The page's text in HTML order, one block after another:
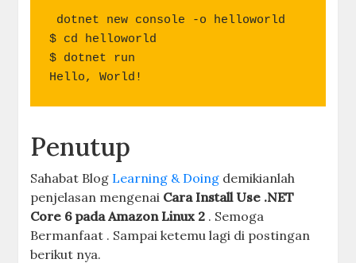
$ cd helloworld
$ dotnet run
Hello, World!
Penutup
Sahabat Blog Learning & Doing demikianlah
penjelasan mengenai Cara Install Use .NET
Core 6 pada Amazon Linux 2 . Semoga
Bermanfaat . Sampai ketemu lagi di postingan
berikut nya.